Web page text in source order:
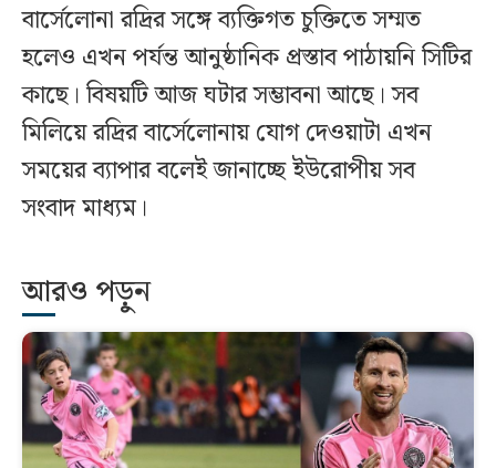
বার্সেলোনা রদ্রির সঙ্গে ব্যক্তিগত চুক্তিতে সম্মত
হলেও এখন পর্যন্ত আনুষ্ঠানিক প্রস্তাব পাঠায়নি সিটির
কাছে। বিষয়টি আজ ঘটার সম্ভাবনা আছে। সব
মিলিয়ে রদ্রির বার্সেলোনায় যোগ দেওয়াটা এখন
সময়ের ব্যাপার বলেই জানাচ্ছে ইউরোপীয় সব
সংবাদ মাধ্যম।
আরও পড়ুন